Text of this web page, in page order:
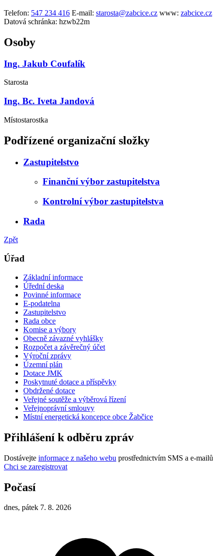
Telefon: 547 234 416 E-mail: starosta@zabcice.cz www: zabcice.cz
Datová schránka: hzwb22m
Osoby
Ing. Jakub Coufalík
Starosta
Ing. Bc. Iveta Jandová
Místostarostka
Podřízené organizační složky
Zastupitelstvo
Finanční výbor zastupitelstva
Kontrolní výbor zastupitelstva
Rada
Zpět
Úřad
Základní informace
Úřední deska
Povinné informace
E-podatelna
Zastupitelstvo
Rada obce
Komise a výbory
Obecně závazné vyhlášky
Rozpočet a závěrečný účet
Výroční zprávy
Územní plán
Dotace JMK
Poskytnuté dotace a příspěvky
Obdržené dotace
Veřejné soutěže a výběrová řízení
Veřejnoprávní smlouvy
Místní energetická koncepce obce Žabčice
Přihlášení k odběru zpráv
Dostávejte informace z našeho webu prostřednictvím SMS a e-mailů
Chci se zaregistrovat
Počasí
dnes, pátek 7. 8. 2026